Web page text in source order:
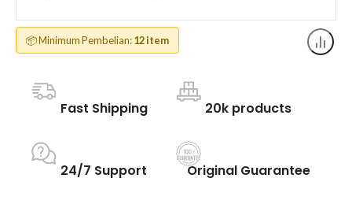
📦 Minimum Pembelian:12 item
Fast Shipping 20k products
24/7 Support Original Guarantee